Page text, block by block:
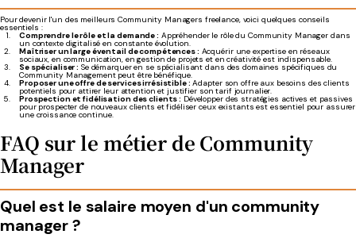
Pour devenir l'un des meilleurs Community Managers freelance, voici quelques conseils
essentiels :
Comprendre le rôle et la demande : Appréhender le rôle du Community Manager dans
un contexte digitalisé en constante évolution.
Maîtriser un large éventail de compétences : Acquérir une expertise en réseaux
sociaux, en communication, en gestion de projets et en créativité est indispensable.
Se spécialiser : Se démarquer en se spécialisant dans des domaines spécifiques du
Community Management peut être bénéfique.
Proposer une offre de services irrésistible : Adapter son offre aux besoins des clients
potentiels pour attirer leur attention et justifier son tarif journalier.
Prospection et fidélisation des clients : Développer des stratégies actives et passives
pour prospecter de nouveaux clients et fidéliser ceux existants est essentiel pour assurer
une croissance continue.
FAQ sur le métier de Community
Manager
Quel est le salaire moyen d'un community
manager ?